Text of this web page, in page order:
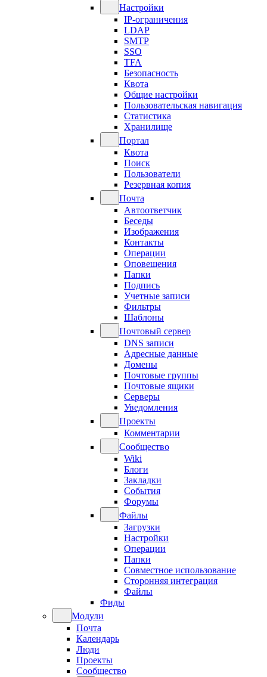
Настройки
IP-ограничения
LDAP
SMTP
SSO
TFA
Безопасность
Квота
Общие настройки
Пользовательская навигация
Статистика
Хранилище
Портал
Квота
Поиск
Пользователи
Резервная копия
Почта
Автоответчик
Беседы
Изображения
Контакты
Операции
Оповещения
Папки
Подпись
Учетные записи
Фильтры
Шаблоны
Почтовый сервер
DNS записи
Адресные данные
Домены
Почтовые группы
Почтовые ящики
Серверы
Уведомления
Проекты
Комментарии
Сообщество
Wiki
Блоги
Закладки
События
Форумы
Файлы
Загрузки
Настройки
Операции
Папки
Совместное использование
Сторонняя интеграция
Файлы
Фиды
Модули
Почта
Календарь
Люди
Проекты
Сообщество